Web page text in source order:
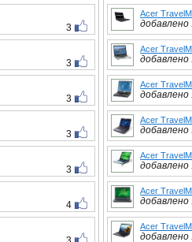
3
3
3
3
3
4
Acer
добавлено
Acer
добавлено
Acer
добавлено
Acer
добавлено
Acer
добавлено
Acer
добавлено
Acer
добавлено